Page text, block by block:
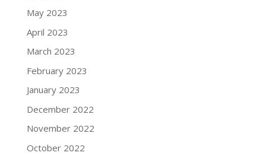
May 2023
April 2023
March 2023
February 2023
January 2023
December 2022
November 2022
October 2022